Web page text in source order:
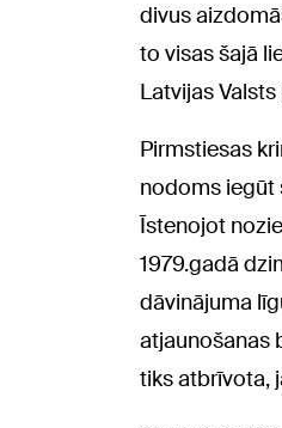
divus
to visas šajā
Latvijas
Pirmstiesas
nodoms iegūt
Īstenojot
1979.gadā
dāvinājuma
atjaunošanas
tiks atbrīvota,